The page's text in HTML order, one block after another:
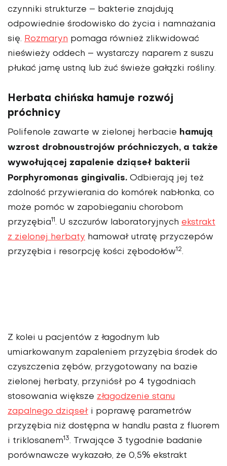
czynniki strukturze – bakterie znajdują
odpowiednie środowisko do życia i namnażania
się. Rozmaryn pomaga również zlikwidować
nieświeży oddech – wystarczy na­parem z suszu
płukać jamę ustną lub żuć świeże gałązki rośliny.
Herbata chińska hamuje rozwój
próchnicy
Polifenole zawarte w zielonej herbacie hamują
wzrost drobnoustrojów próchniczych, a także
wywołującej zapalenie dziąseł bakterii
Porphyromonas gingivalis. Odbierają jej też
zdolność przywierania do komórek nabłonka, co
może pomóc w zapobieganiu chorobom
przyzębia11. U szczurów laboratoryjnych ekstrakt
z zielonej herbaty hamował utra­tę przyczepów
przyzębia i resorpcję kości zębodołów12.
Z kolei u pacjentów z łagodnym lub
umiarkowanym zapaleniem przyzębia środek do
czysz­czenia zębów, przygotowany na bazie
zielonej herbaty, przyniósł po 4 tygodniach
stosowania większe złagodzenie stanu
zapalnego dziąseł i poprawę parametrów
przyzębia niż dostępna w handlu pasta z fluorem
i triklosanem13. Trwające 3 tygodnie badanie
porównawcze wykaza­ło, że 0,5% ekstrakt